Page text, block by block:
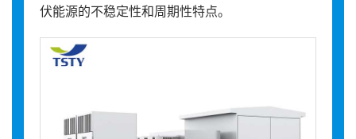
伏能源的不稳定性和周期性特点。